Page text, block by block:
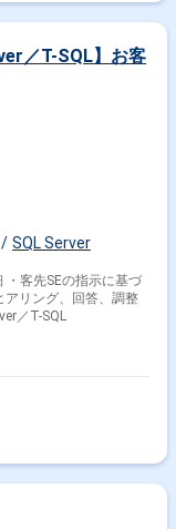
／T-SQL】お客
SQL Server
・客先SEの指示に基づ
アリング、回答、調整
／T-SQL